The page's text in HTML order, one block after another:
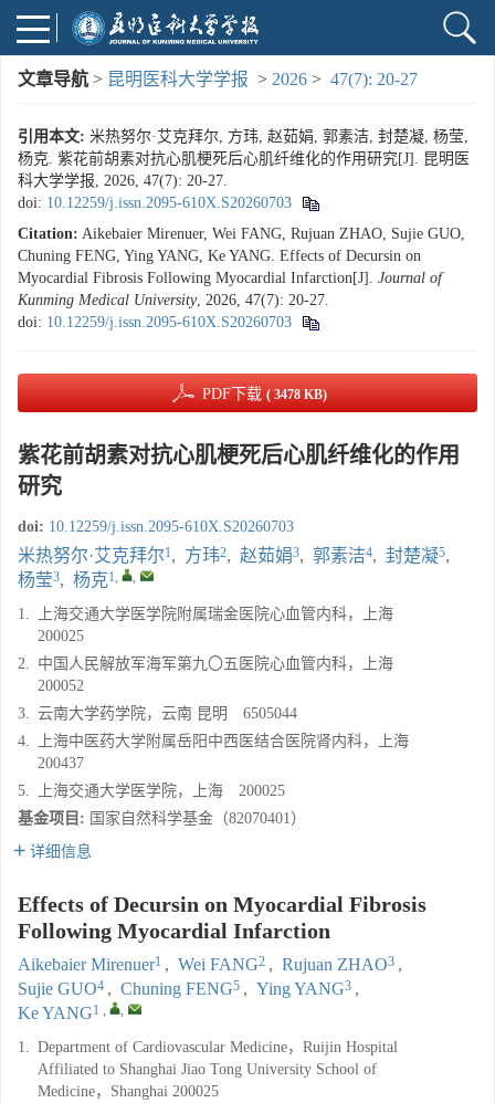
文章导航 > 昆明医科大学学报 > 2026 > 47(7): 20-27
引用本文: 米热努尔·艾克拜尔, 方玮, 赵茹娟, 郭素洁, 封楚凝, 杨莹,
杨克. 紫花前胡素对抗心肌梗死后心肌纤维化的作用研究[J]. 昆明医
科大学学报, 2026, 47(7): 20-27.
doi: 10.12259/j.issn.2095-610X.S20260703
Citation: Aikebaier Mirenuer, Wei FANG, Rujuan ZHAO, Sujie GUO,
Chuning FENG, Ying YANG, Ke YANG. Effects of Decursin on
Myocardial Fibrosis Following Myocardial Infarction[J]. Journal of
Kunming Medical University, 2026, 47(7): 20-27.
doi: 10.12259/j.issn.2095-610X.S20260703
PDF下载 ( 3478 KB)
紫花前胡素对抗心肌梗死后心肌纤维化的作用
研究
doi: 10.12259/j.issn.2095-610X.S20260703
米热努尔·艾克拜尔1, 方玮2, 赵茹娟3, 郭素洁4, 封楚凝5,
杨莹3, 杨克1, ,
1.
上海交通大学医学院附属瑞金医院心血管内科，上海
200025
2. 中国人民解放军海军第九〇五医院心血管内科，上海
200052
3. 云南大学药学院，云南 昆明 6505044
4.
上海中医药大学附属岳阳中西医结合医院肾内科，上海
200437
5.
上海交通大学医学院，上海 200025
基金项目: 国家自然科学基金（82070401）
详细信息
Effects of Decursin on Myocardial Fibrosis
Following Myocardial Infarction
Aikebaier Mirenuer1 , Wei FANG2 , Rujuan ZHAO3 ,
Sujie GUO4 , Chuning FENG5 , Ying YANG3 ,
Ke YANG1 , ,
1. Department of Cardiovascular Medicine，Ruijin Hospital
Affiliated to Shanghai Jiao Tong University School of
Medicine，Shanghai 200025